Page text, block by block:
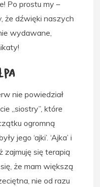
Po prostu my –
że dźwięki naszych
wydawane,
nie powiedział
„siostry”, które
ogromną
jego ‘ajki’. ‘Ajka’ i
zajmuję się terapią
że mam większą
nie od razu